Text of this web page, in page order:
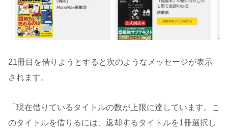
21冊目を借りようとすると次のようなメッセージが表示
されます。
「現在借りているタイトルの数が上限に達しています。こ
のタイトルを借りるには、返却するタイトルを1冊選択し